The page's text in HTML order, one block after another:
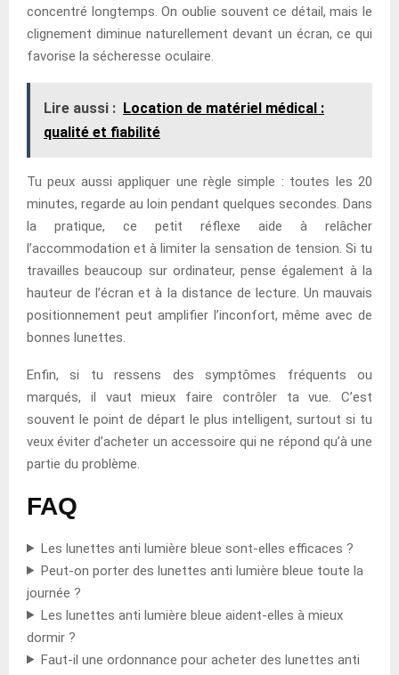
concentré longtemps. On oublie souvent ce détail, mais le
clignement diminue naturellement devant un écran, ce qui
favorise la sécheresse oculaire.
Lire aussi : Location de matériel médical :
qualité et fiabilité
Tu peux aussi appliquer une règle simple : toutes les 20
minutes, regarde au loin pendant quelques secondes. Dans
la pratique, ce petit réflexe aide à relâcher
l’accommodation et à limiter la sensation de tension. Si tu
travailles beaucoup sur ordinateur, pense également à la
hauteur de l’écran et à la distance de lecture. Un mauvais
positionnement peut amplifier l’inconfort, même avec de
bonnes lunettes.
Enfin, si tu ressens des symptômes fréquents ou
marqués, il vaut mieux faire contrôler ta vue. C’est
souvent le point de départ le plus intelligent, surtout si tu
veux éviter d’acheter un accessoire qui ne répond qu’à une
partie du problème.
FAQ
Les lunettes anti lumière bleue sont-elles efficaces ?
Peut-on porter des lunettes anti lumière bleue toute la
journée ?
Les lunettes anti lumière bleue aident-elles à mieux
dormir ?
Faut-il une ordonnance pour acheter des lunettes anti